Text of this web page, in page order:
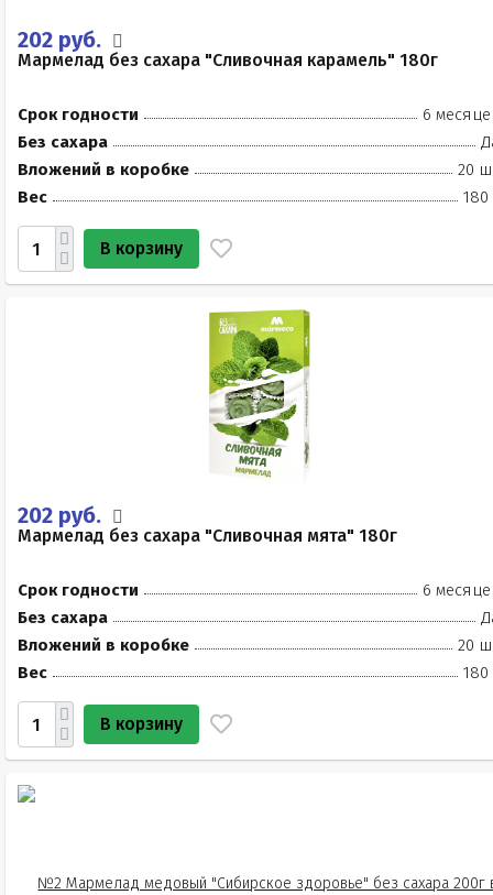
202 руб.
Мармелад без сахара "Сливочная карамель" 180г
Срок годности
6
Без сахара
Вложений в коробке
20
Вес
180
В корзину
202 руб.
Мармелад без сахара "Сливочная мята" 180г
Срок годности
6
Без сахара
Вложений в коробке
20
Вес
180
В корзину